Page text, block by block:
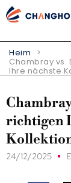
Heim >
Chambray vs.
Ihre nächste
richtigen
24/12/2025